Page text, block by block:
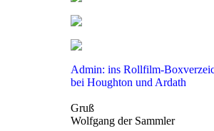
Admin: ins Rollfilm-
bei Houghton und Ardath
Gruß
Wolfgang der Sammler